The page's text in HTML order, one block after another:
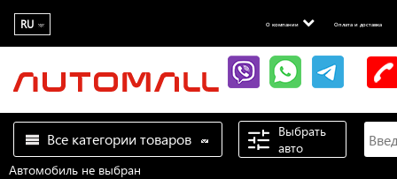
RU О компании Оплата и доставка
Все категории товаров
Выбрать
авто
Автомобиль не выбран